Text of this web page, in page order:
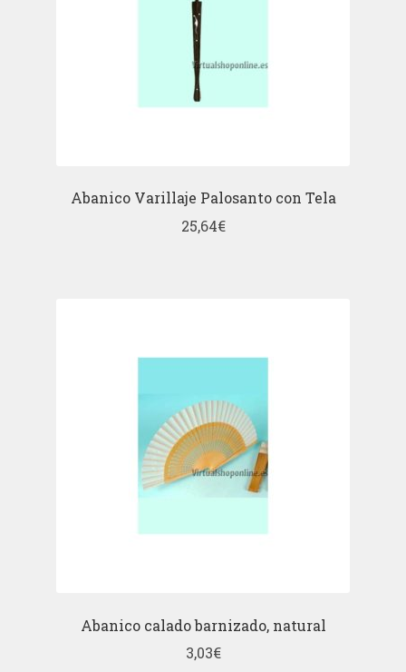
Abanico Varillaje Palosanto con Tela
25,64€
Abanico calado barnizado, natural
3,03€